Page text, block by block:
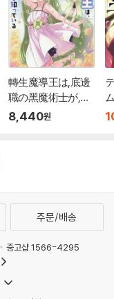
轉生魔導王は,底邊
職の黑魔術士が,實
は最强職だと知っ
8,440원
주문/배송
중고샵 1566-4295